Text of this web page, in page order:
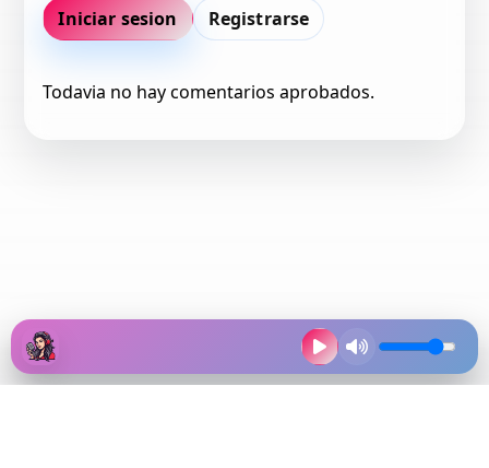
Iniciar sesion Registrarse
Todavia no hay comentarios aprobados.